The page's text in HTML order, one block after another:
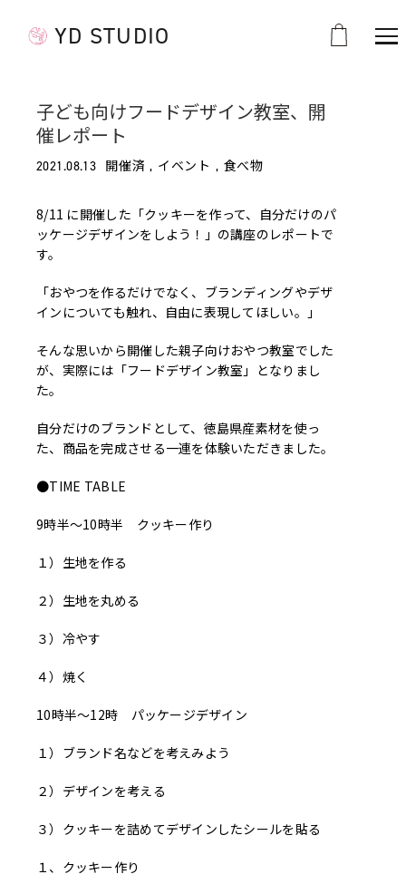
YD STUDIO
子ども向けフードデザイン教室、開
催レポート
2021.08.13 開催済 イベント 食べ物
8/11 に開催した「クッキーを作って、自分だけのパ
ッケージデザインをしよう！」の講座のレポートで
す。
「おやつを作るだけでなく、ブランディングやデザ
インについても触れ、自由に表現してほしい。」
そんな思いから開催した親子向けおやつ教室でした
が、実際には「フードデザイン教室」となりまし
た。
自分だけのブランドとして、徳島県産素材を使っ
た、商品を完成させる一連を体験いただきました。
●TIME TABLE
9時半〜10時半 クッキー作り
１）生地を作る
２）生地を丸める
３）冷やす
４）焼く
10時半〜12時 パッケージデザイン
１）ブランド名などを考えみよう
２）デザインを考える
３）クッキーを詰めてデザインしたシールを貼る
１、クッキー作り